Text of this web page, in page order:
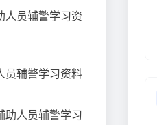
人员辅警学习资
员辅警学习资料
助人员辅警学习